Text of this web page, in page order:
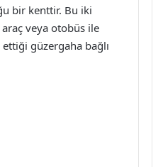
bir kenttir. Bu iki
veya otobüs ile
güzergaha bağlı